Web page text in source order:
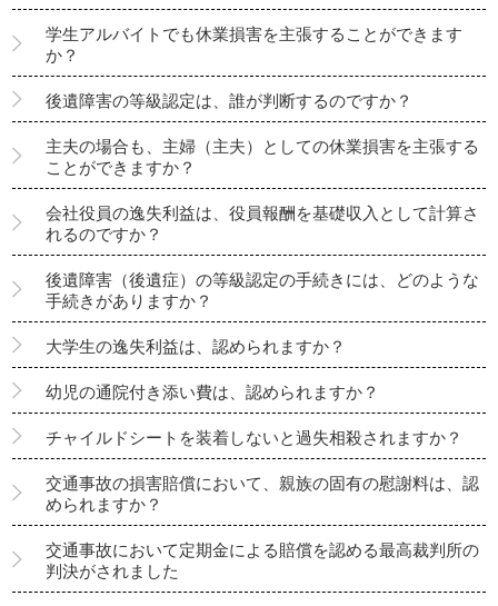
学生アルバイトでも休業損害を主張することができます
か？
後遺障害の等級認定は、誰が判断するのですか？
主夫の場合も、主婦（主夫）としての休業損害を主張する
ことができますか？
会社役員の逸失利益は、役員報酬を基礎収入として計算さ
れるのですか？
後遺障害（後遺症）の等級認定の手続きには、どのような
手続きがありますか？
大学生の逸失利益は、認められますか？
幼児の通院付き添い費は、認められますか？
チャイルドシートを装着しないと過失相殺されますか？
交通事故の損害賠償において、親族の固有の慰謝料は、認
められますか？
交通事故において定期金による賠償を認める最高裁判所の
判決がされました